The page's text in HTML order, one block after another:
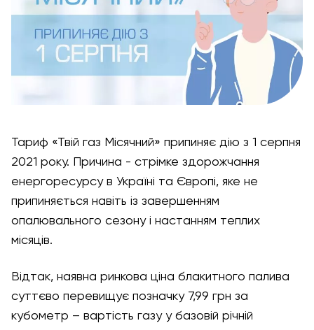
Тариф «Твій газ Місячний» припиняє дію з 1 серпня
2021 року. Причина - стрімке здорожчання
енергоресурсу в Україні та Європі, яке не
припиняється навіть із завершенням
опалювального сезону і настанням теплих
місяців.
Відтак, наявна ринкова ціна блакитного палива
суттєво перевищує позначку 7,99 грн за
кубометр – вартість газу у базовій річній